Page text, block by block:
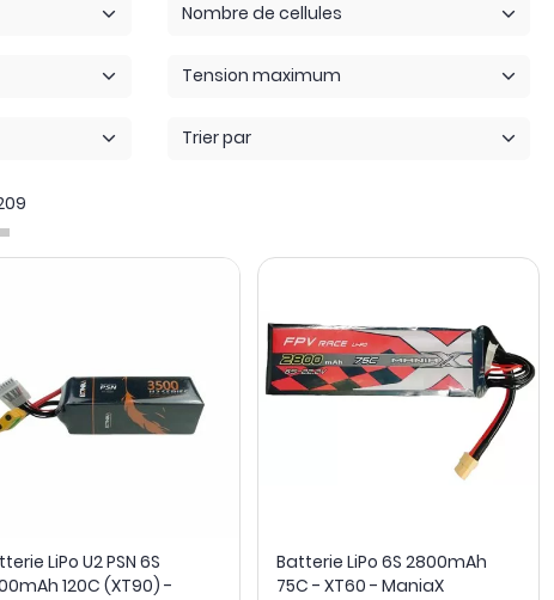
Nombre de cellules
Tension maximum
Trier par
LiPo U2 PSN 6S
120C (XT90) -
Batterie LiPo 6S 2800mAh
75C - XT60 - ManiaX